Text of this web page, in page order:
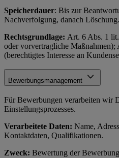
Speicherdauer: Bis zur
Nachverfolgung, danach Löschung.
Rechtsgrundlage: Art. 6 Abs. 1
oder vorvertragliche
(berechtigtes Interesse an
Bewerbungsmanagement
Für Bewerbungen verarbeiten wir
Einstellungsprozesses.
Verarbeitete Daten: Name,
Kontaktdaten, Qualifikationen.
Zweck: Bewertung der